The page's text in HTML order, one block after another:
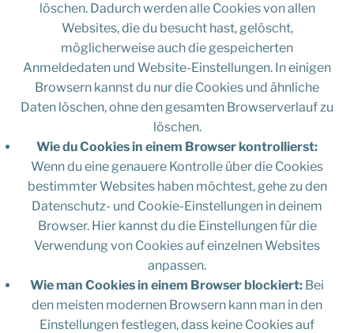
löschen. Dadurch werden alle Cookies von allen
Websites, die du besucht hast, gelöscht,
möglicherweise auch die gespeicherten
Anmeldedaten und Website-Einstellungen. In einigen
Browsern kannst du nur die Cookies und ähnliche
Daten löschen, ohne den gesamten Browserverlauf zu
löschen.
Wie du Cookies in einem Browser kontrollierst:
Wenn du eine genauere Kontrolle über die Cookies
bestimmter Websites haben möchtest, gehe zu den
Datenschutz- und Cookie-Einstellungen in deinem
Browser. Hier kannst du die Einstellungen für die
Verwendung von Cookies auf einzelnen Websites
anpassen.
Wie man Cookies in einem Browser blockiert: Bei
den meisten modernen Browsern kann man in den
Einstellungen festlegen, dass keine Cookies auf